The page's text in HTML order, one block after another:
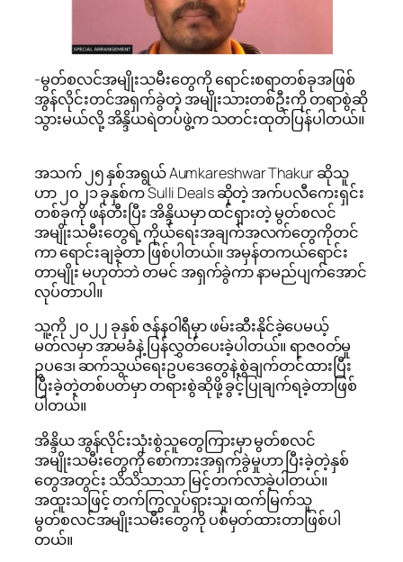
-မွတ်စလင်အမျိုးသမီးတွေကို ရောင်းစရာတစ်ခုအဖြစ်
အွန်လိုင်းတင်အရှက်ခွဲတဲ့ အမျိုးသားတစ်ဦးကို တရာစွဲဆို
သွားမယ်လို့ အိန္ဒိယရဲတပ်ဖွဲ့က သတင်းထုတ်ပြန်ပါတယ်။
အသက် ၂၅ နှစ်အရွယ် Aumkareshwar Thakur ဆိုသူ
ဟာ ၂၀၂၁ ခုနှစ်က Sulli Deals ဆိုတဲ့ အက်ပလီကေးရှင်း
တစ်ခုကို ဖန်တီးပြီး အိန္ဒိယမှာ ထင်ရှားတဲ့ မွတ်စလင်
အမျိုးသမီးတွေရဲ့ ကိုယ်ရေးအချက်အလက်တွေကိုတင်
ကာ ရောင်းချခဲ့တာ ဖြစ်ပါတယ်။ အမှန်တကယ်ရောင်း
တာမျိုး မဟုတ်ဘဲ တမင် အရှက်ခွဲကာ နာမည်ပျက်အောင်
လုပ်တာပါ။
သူ့ကို ၂၀၂၂ ခုနှစ် ဇန်န၀ါရီမှာ ဖမ်းဆီးနိုင်ခဲ့ပေမယ့်
မတ်လမှာ အာမခံနဲ့ ပြန်လွှတ်ပေးခဲ့ပါတယ်။ ရာဇ၀တ်မှု
ဥပဒေ၊ ဆက်သွယ်ရေးဥပဒေတွေနဲ့ စွဲချက်တင်ထားပြီး
ပြီးခဲ့တဲ့တစ်ပတ်မှာ တရားစွဲဆိုဖို့ ခွင့်ပြုချက်ရခဲ့တာဖြစ်
ပါတယ်။
အိန္ဒိယ အွန်လိုင်းသုံးစွဲသူတွေကြားမှာ မွတ်စလင်
အမျိုးသမီးတွေကို စော်ကားအရှက်ခွဲမှုဟာ ပြီးခဲ့တဲ့နှစ်
တွေအတွင်း သိသိသာသာ မြင့်တက်လာခဲ့ပါတယ်။
အထူးသဖြင့် တက်ကြွလှုပ်ရှားသူ၊ ထက်မြက်သူ
မွတ်စလင်အမျိုးသမီးတွေကို ပစ်မှတ်ထားတာဖြစ်ပါ
တယ်။